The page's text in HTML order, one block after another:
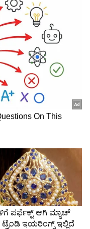
ದರ್ಶನ
27 ರಂದು
ನೀಡುತ್ತಿದೆ.
ಇದ್ದರೆ, ಇಂದು